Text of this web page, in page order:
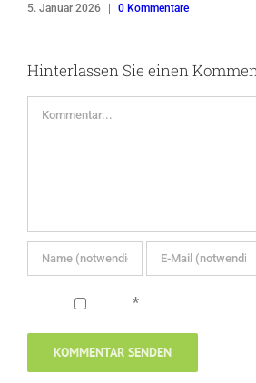
5. Januar 2026 0 Kommentare
Hinterlassen Sie einen
Kommentar
*